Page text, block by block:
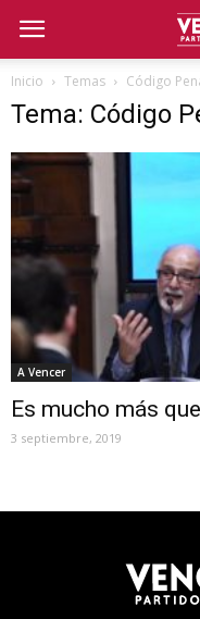
Inicio Temas Código
Tema: Código
A Vencer
Es mucho más
3 septiembre, 2019